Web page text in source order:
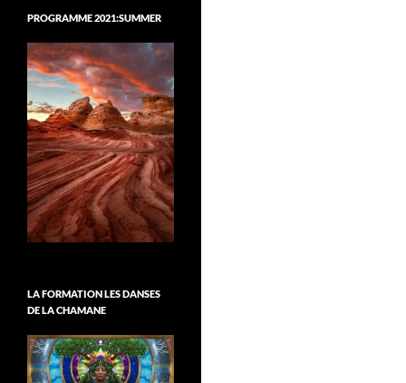
PROGRAMME 2021:SUMMER
LA FORMATION LES DANSES
DE LA CHAMANE